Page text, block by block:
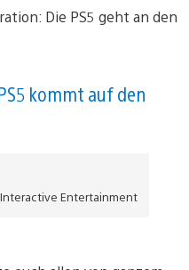
kommt auf den
Entertainment